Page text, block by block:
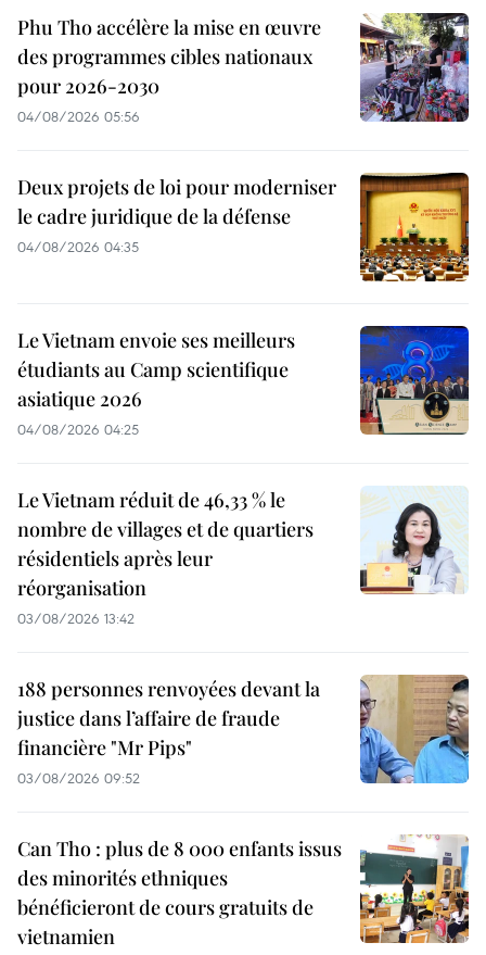
Phu Tho accélère la mise en œuvre
des programmes cibles nationaux
pour 2026-2030
04/08/2026 05:56
Deux projets de loi pour moderniser
le cadre juridique de la défense
04/08/2026 04:35
Le Vietnam envoie ses meilleurs
étudiants au Camp scientifique
asiatique 2026
04/08/2026 04:25
Le Vietnam réduit de 46,33 % le
nombre de villages et de quartiers
résidentiels après leur
réorganisation
03/08/2026 13:42
188 personnes renvoyées devant la
justice dans l’affaire de fraude
financière "Mr Pips"
03/08/2026 09:52
Can Tho : plus de 8 000 enfants issus
des minorités ethniques
bénéficieront de cours gratuits de
vietnamien